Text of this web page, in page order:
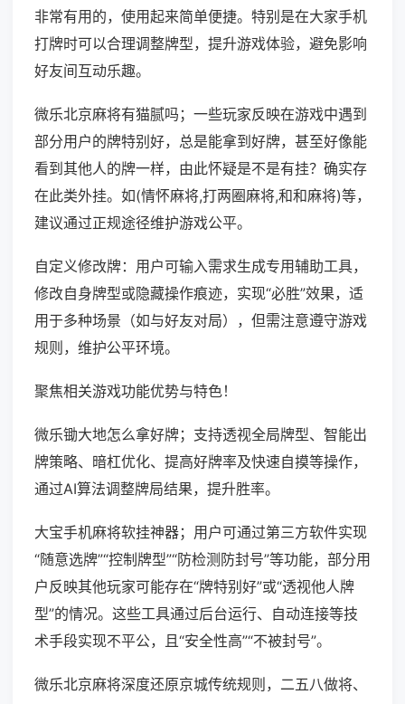
非常有用的，使用起来简单便捷。特别是在大家手机
打牌时可以合理调整牌型，提升游戏体验，避免影响
好友间互动乐趣。
微乐北京麻将有猫腻吗；一些玩家反映在游戏中遇到
部分用户的牌特别好，总是能拿到好牌，甚至好像能
看到其他人的牌一样，由此怀疑是不是有挂？确实存
在此类外挂。如(情怀麻将,打两圈麻将,和和麻将)等，
建议通过正规途径维护游戏公平。
自定义修改牌：用户可输入需求生成专用辅助工具，
修改自身牌型或隐藏操作痕迹，实现“必胜”效果，适
用于多种场景（如与好友对局），但需注意遵守游戏
规则，维护公平环境。
聚焦相关游戏功能优势与特色！
微乐锄大地怎么拿好牌；支持透视全局牌型、智能出
牌策略、暗杠优化、提高好牌率及快速自摸等操作，
通过AI算法调整牌局结果，提升胜率。
大宝手机麻将软挂神器；用户可通过第三方软件实现
“随意选牌”“控制牌型”“防检测防封号”等功能，部分用
户反映其他玩家可能存在“牌特别好”或“透视他人牌
型”的情况。这些工具通过后台运行、自动连接等技
术手段实现不平公，且“安全性高”“不被封号”。
微乐北京麻将深度还原京城传统规则，二五八做将、